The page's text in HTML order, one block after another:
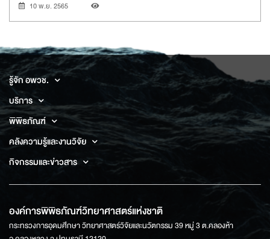
10 พ.ย. 2565
รู้จัก อพวช.
บริการ
พิพิธภัณฑ์
คลังความรู้และงานวิจัย
กิจกรรมและข่าวสาร
องค์การพิพิธภัณฑ์วิทยาศาสตร์แห่งชาติ
กระทรวงการอุดมศึกษา วิทยาศาสตร์วิจัยและนวัตกรรม 39 หมู่ 3 ต.คลองห้า